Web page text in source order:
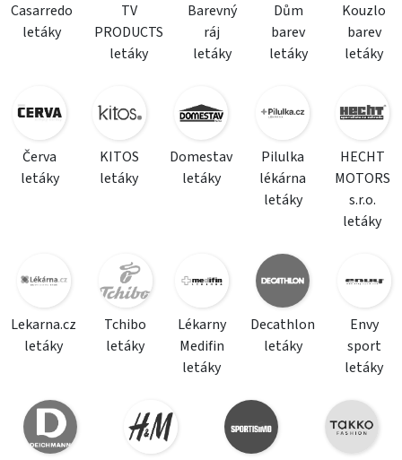
Casarredo
letáky
TV
PRODUCTS
letáky
Barevný
ráj
letáky
Dům
barev
letáky
Kouzlo
barev
letáky
Červa
letáky
KITOS
letáky
Domestav
letáky
Pilulka
lékárna
letáky
HECHT
MOTORS
s.r.o.
letáky
Lekarna.cz
letáky
Tchibo
letáky
Lékarny
Medifin
letáky
Decathlon
letáky
Envy
sport
letáky